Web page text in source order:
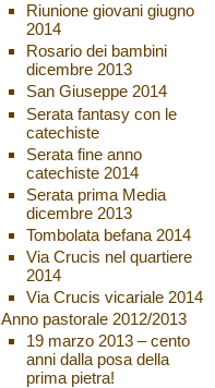
Riunione giovani giugno
2014
Rosario dei bambini
dicembre 2013
San Giuseppe 2014
Serata fantasy con le
catechiste
Serata fine anno
catechiste 2014
Serata prima Media
dicembre 2013
Tombolata befana 2014
Via Crucis nel quartiere
2014
Via Crucis vicariale 2014
Anno pastorale 2012/2013
19 marzo 2013 – cento
anni dalla posa della
prima pietra!